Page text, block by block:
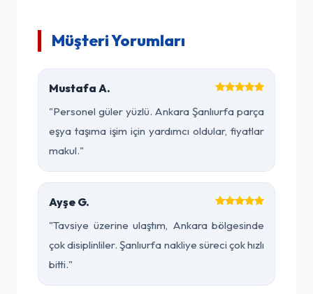
Müşteri Yorumları
Mustafa A.
"Personel güler yüzlü. Ankara Şanlıurfa parça
eşya taşıma işim için yardımcı oldular, fiyatlar
makul."
Ayşe G.
"Tavsiye üzerine ulaştım, Ankara bölgesinde
çok disiplinliler. Şanlıurfa nakliye süreci çok hızlı
bitti."